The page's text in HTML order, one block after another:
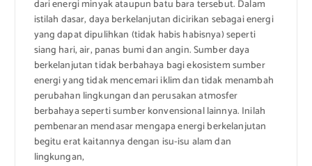
dari energi minyak ataupun batu bara tersebut. Dalam
istilah dasar, daya berkelanjutan dicirikan sebagai energi
yang dapat dipulihkan (tidak habis habisnya) seperti
siang hari, air, panas bumi dan angin. Sumber daya
berkelanjutan tidak berbahaya bagi ekosistem sumber
energi yang tidak mencemari iklim dan tidak menambah
perubahan lingkungan dan perusakan atmosfer
berbahaya seperti sumber konvensional lainnya. Inilah
pembenaran mendasar mengapa energi berkelanjutan
begitu erat kaitannya dengan isu-isu alam dan
lingkungan,